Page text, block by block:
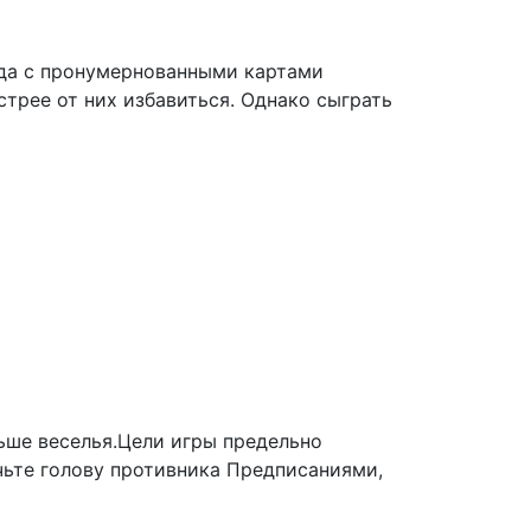
с пронумернованными картами
от них избавиться. Однако сыграть
веселья.Цели игры предельно
голову противника Предписаниями,